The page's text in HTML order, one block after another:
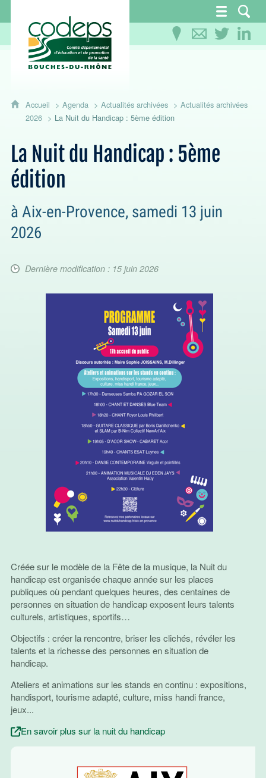
CoDEPS 13 - Comité départemental
Accueil Agenda Actualités archivées
Actualités archivées
2026
La Nuit du Handicap : 5ème édition
La Nuit du Handicap : 5ème
édition
à Aix-en-Provence, samedi 13 juin
2026
Dernière modification : 15 juin 2026
Créée sur le modèle de la Fête de la musique, la Nuit du
handicap est organisée chaque année sur les places
publiques où pendant quelques heures, des centaines de
personnes en situation de handicap exposent leurs talents
culturels, artistiques, sportifs…
Objectifs : créer la rencontre, briser les clichés, révéler les
talents et la richesse des personnes en situation de
handicap.
Ateliers et animations sur les stands en continu : expositions,
handisport, tourisme adapté, culture, miss handi france,
jeux...
En savoir plus sur la nuit du handicap